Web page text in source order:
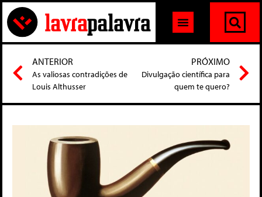
ANTERIOR
As valiosas contradições de
Louis Althusser
PRÓXIMO
Divulgação científica para
quem te quero?